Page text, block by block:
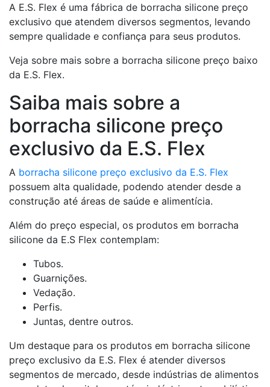
A E.S. Flex é uma fábrica de borracha silicone preço
exclusivo que atendem diversos segmentos, levando
sempre qualidade e confiança para seus produtos.
Veja sobre mais sobre a borracha silicone preço baixo
da E.S. Flex.
Saiba mais sobre a
borracha silicone preço
exclusivo da E.S. Flex
A borracha silicone preço exclusivo da E.S. Flex
possuem alta qualidade, podendo atender desde a
construção até áreas de saúde e alimentícia.
Além do preço especial, os produtos em borracha
silicone da E.S Flex contemplam:
Tubos.
Guarnições.
Vedação.
Perfis.
Juntas, dentre outros.
Um destaque para os produtos em borracha silicone
preço exclusivo da E.S. Flex é atender diversos
segmentos de mercado, desde indústrias de alimentos